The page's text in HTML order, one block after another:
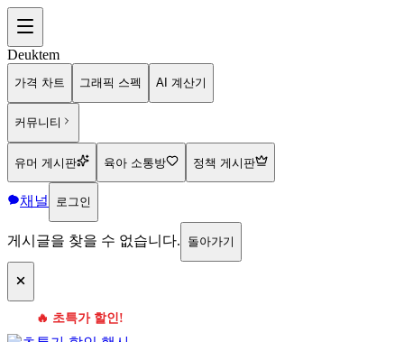
Deuktem
가격 차트 그래픽 스펙 AI 계산기
커뮤니티
유머 게시판 육아 소통방 정책 게시판
채널 로그인
게시글을 찾을 수 없습니다. 돌아가기
🔥 초특가 할인!